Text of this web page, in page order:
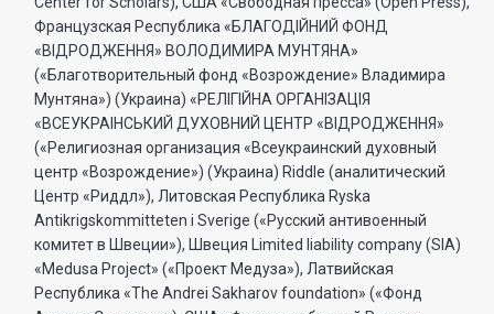
Французская Республика «БЛАГОДIЙНИЙ ФОНД
«ВIДРОДЖЕННЯ» ВОЛОДИМИРА МУНТЯНА»
(«Благотворительный фонд «Возрождение» Владимира
Мунтяна») (Украина) «РЕЛIГIЙНА ОРГАНIЗАЦIЯ
«ВСЕУКРАIНСЬКИЙ ДУХОВНИЙ ЦЕНТР «ВIДРОДЖЕННЯ»
(«Религиозная организация «Всеукраинский духовный
центр «Возрождение») (Украина) Riddle (аналитический
Центр «Риддл»), Литовская Республика Ryska
Antikrigskommitteten i Sverige («Русский антивоенный
комитет в Швеции»), Швеция Limited liability company (SIA)
«Medusa Project» («Проект Медуза»), Латвийская
Республика «The Andrei Sakharov foundation» («Фонд